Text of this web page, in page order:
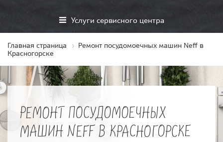
Услуги сервисного центра
Главная страница
Ремонт посудомоечных машин Neff в
Красногорске
РЕМОНТ ПОСУДОМОЕЧНЫХ
МАШИН NEFF В КРАСНОГОРСКЕ